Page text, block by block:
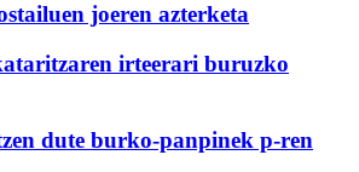
joeren azterketa
irteerari buruzko
dute burko-panpinek p-ren